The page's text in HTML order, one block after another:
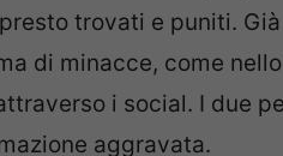
trovati e puniti.
di minacce, come
i social. I due
aggravata.